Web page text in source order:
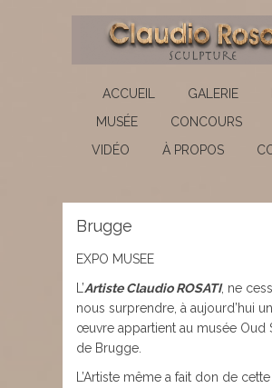
ACCUEIL GALERIE
MUSÉE
CONCOURS
VIDÉO
À PROPOS
Brugge
EXPO MUSEE
L’Artiste Claudio ROSATI, ne
nous surprendre, à aujourd’hui
œuvre appartient au musée Oud
de Brugge.
L’Artiste même a fait don de cette